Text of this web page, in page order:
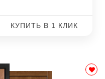
КУПИТЬ В 1 КЛИК